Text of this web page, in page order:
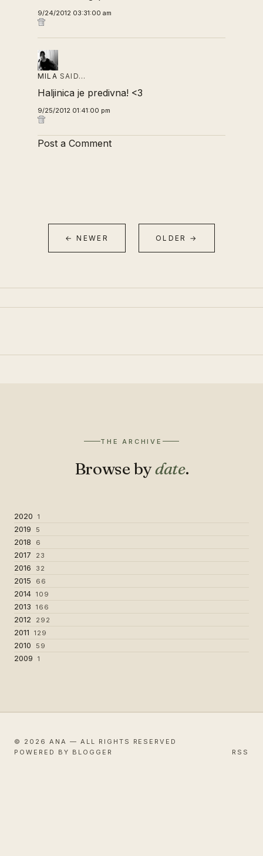
9/24/2012 03:31:00 am
MILA SAID…
Haljinica je predivna! <3
9/25/2012 01:41:00 pm
Post a Comment
← NEWER OLDER →
THE ARCHIVE
Browse bydate.
2020 1
2019 5
2018 6
2017 23
2016 32
2015 66
2014 109
2013 166
2012 292
2011 129
2010 59
2009 1
© 2026 ANA — ALL RIGHTS RESERVED
POWERED BY BLOGGER
RSS